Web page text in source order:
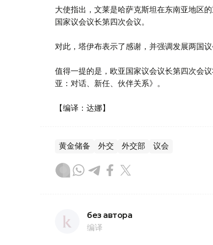
大使指出，文莱是哈萨克斯坦在东南亚地区
国家议会议长第四次会议。
对此，塔伊布表示了感谢，并强调发展两国
值得一提的是，欧亚国家议会议长第四次会
亚：对话、新任、伙伴关系》。
【编译：达娜】
黄金储备 外交 外交部 议会
без автора
编译